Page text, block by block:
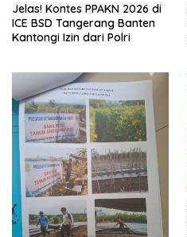
Jelas! Kontes PPAKN 2026 di
ICE BSD Tangerang Banten
Kantongi Izin dari Polri